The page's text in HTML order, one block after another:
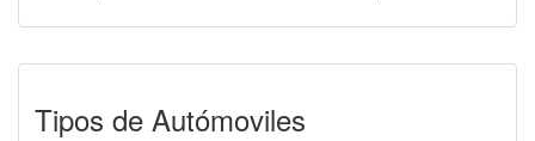
Tipos de Autómoviles